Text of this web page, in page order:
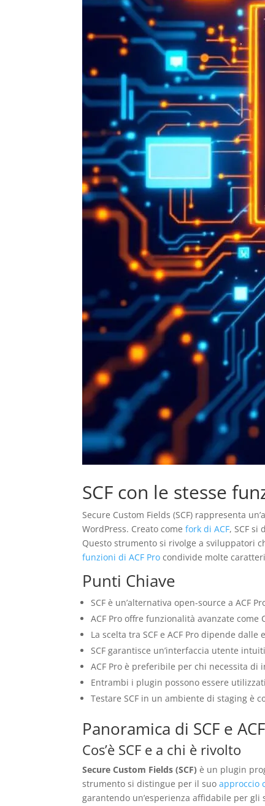
SCF con le stesse
Secure Custom Fields (SCF) rappresenta
WordPress. Creato comefork di ACF, SCF si
Questo strumento si rivolge a sviluppatori
funzioni di ACF Pro condivide molte
Punti Chiave
SCF è un’alternativa open-source a ACF
ACF Pro offre funzionalità avanzate
La scelta tra SCF e ACF Pro dipende
SCF garantisce un’interfaccia utente
ACF Pro è preferibile per chi necessita
Entrambi i plugin possono essere
Testare SCF in un ambiente di staging è
Panoramica di SCF e
Cos’è SCF e a chi è rivolto
Secure Custom Fields (SCF) è un plugin
strumento si distingue per il suoapproccio
garantendo un’esperienza affidabile per